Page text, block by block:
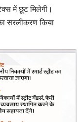
में छूट मिलेगी।
सरलीकरण किया